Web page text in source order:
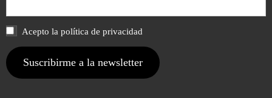
Acepto la política de privacidad